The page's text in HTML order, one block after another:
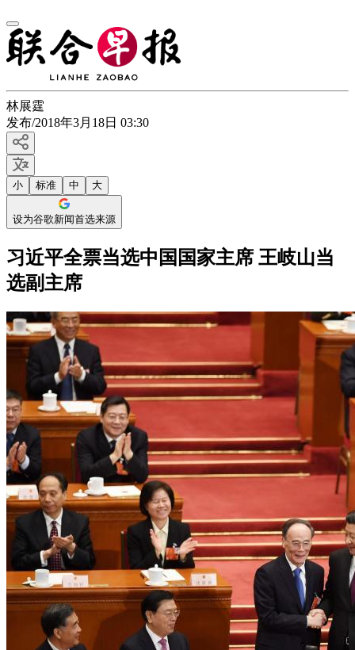
林展霆
发布/2018年3月18日 03:30
小 标准 中 大
设为谷歌新闻首选来源
习近平全票当选中国国家主席 王岐山当
选副主席